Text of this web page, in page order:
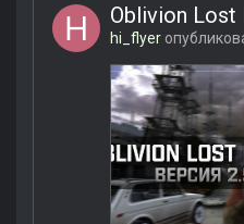
Oblivion Lost
hi_flyer